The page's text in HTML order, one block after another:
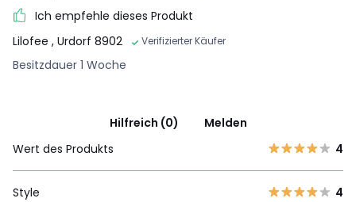
Ich empfehle dieses Produkt
Lilofee , Urdorf 8902 Verifizierter Käufer
Besitzdauer 1 Woche
Hilfreich (0)
Melden
Wert des Produkts
4
Style 4